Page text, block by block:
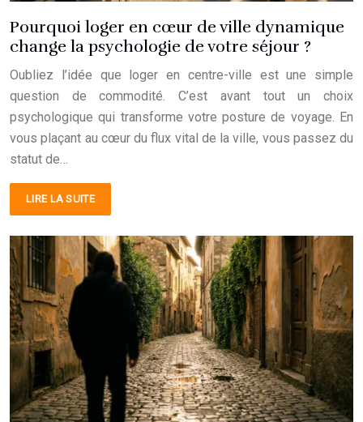
Pourquoi loger en cœur de ville dynamique
change la psychologie de votre séjour ?
Oubliez l’idée que loger en centre-ville est une simple
question de commodité. C’est avant tout un choix
psychologique qui transforme votre posture de voyage. En
vous plaçant au cœur du flux vital de la ville, vous passez du
statut de…
LIRE LA SUITE